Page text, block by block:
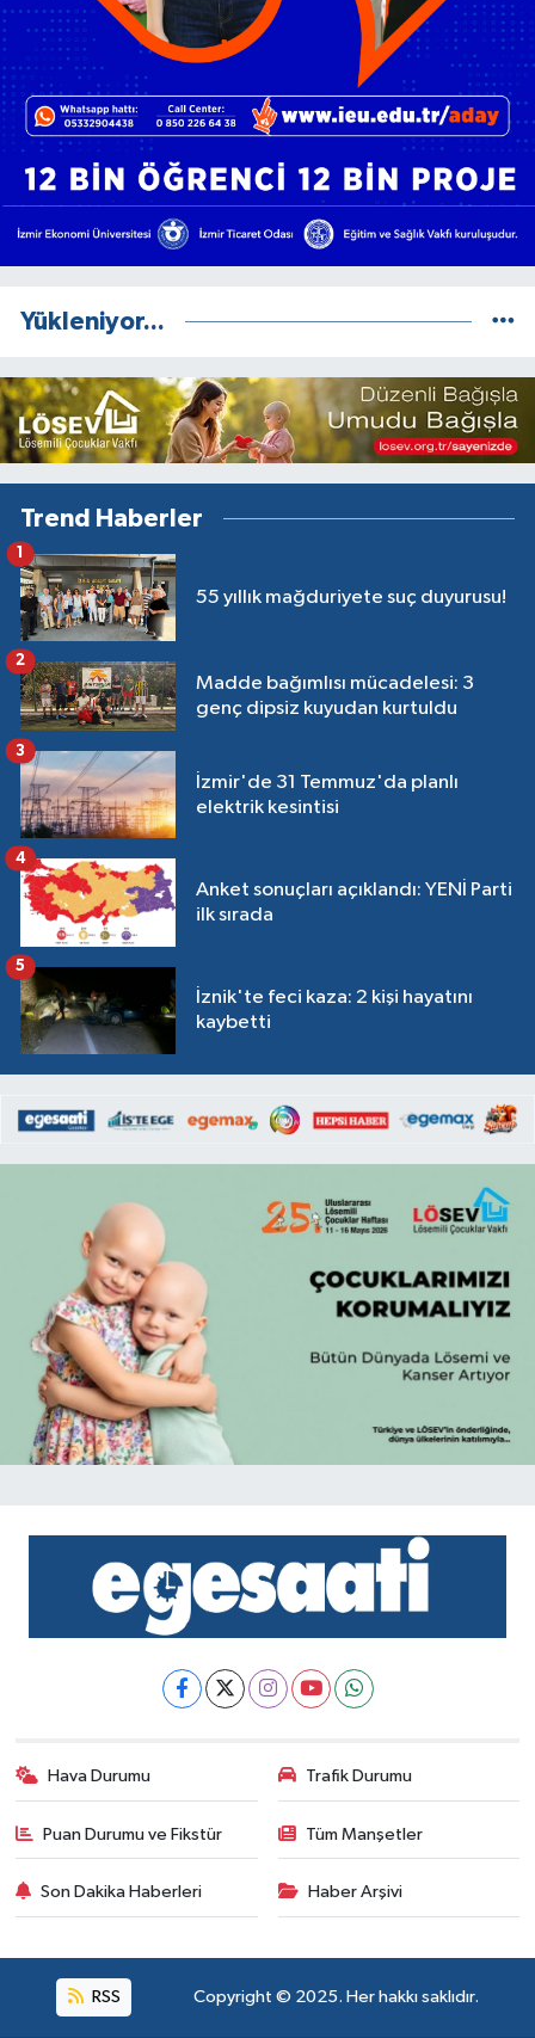
Yükleniyor...
Trend Haberler
55 yıllık mağduriyete suç duyurusu!
1
Madde bağımlısı mücadelesi: 3
genç dipsiz kuyudan kurtuldu
2
İzmir'de 31 Temmuz'da planlı
elektrik kesintisi
3
Anket sonuçları açıklandı: YENİ Parti
ilk sırada
4
İznik'te feci kaza: 2 kişi hayatını
kaybetti
5
Hava Durumu Trafik Durumu
Puan Durumu ve Fikstür Tüm Manşetler
Son Dakika Haberleri Haber Arşivi
RSS Copyright © 2025. Her hakkı saklıdır.